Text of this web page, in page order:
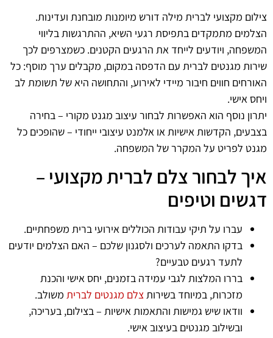
צילום מקצועי לברית מילה דורש מיומנות מובחנת ועדינות.
הצלמים מתמקדים בתפיסת רגעי השיא, ההתרגשות בליווי
המשפחה, ויודעים לייחד את הרגעים הקטנים. כשמצרפים לכך
שירות מגנטים לברית עם הדפסה במקום, מקבלים ערך מוסף: כל
האורחים חווים חיבור מיידי לאירוע, והתחושה היא של תשומת לב
ויחס אישי.
יתרון נוסף הוא האפשרות לבחור עיצוב מגנט מקורי – בחירה
בצבעים, הקדשות אישיות או אלמנט עיצובי ייחודי – שהופכים כל
מגנט לפריט על המקרר של המשפחה.
איך לבחור צלם לברית מקצועי –
דגשים וטיפים
עברו על תיקי עבודות הכוללים אירועי ברית משפחתיים.
בדקו התאמה לערכים ולסגנון שלכם – האם הצלמים יודעים
לתעד רגעים טבעיים?
בררו המלצות לגבי עמידה בזמנים, יחס אישי והכנת
מזכרות, במיוחד בשירותצלם מגנטים לברית משולב.
וודאו שיש גמישות והתאמות אישיות – בצילום, בעריכה,
ובשילוב מגנטים בעיצוב אישי.